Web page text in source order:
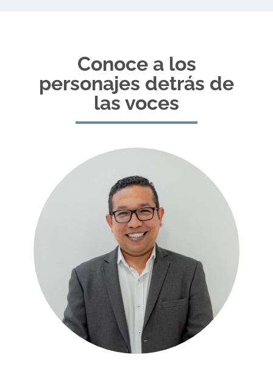
Conoce a los
personajes detrás de
las voces